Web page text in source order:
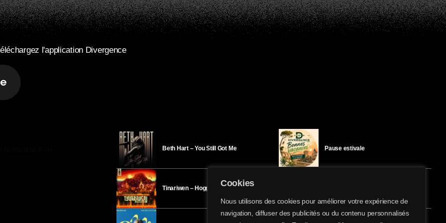
Cookies
Nous utilisons des cookies pour améliorer votre expérience de
navigation, diffuser des publicités ou du contenu personnalisés
share
email
l'application Divergence
Beth Hart – You Still Got Me
Tinariwen – Hoggar
Pause estivale